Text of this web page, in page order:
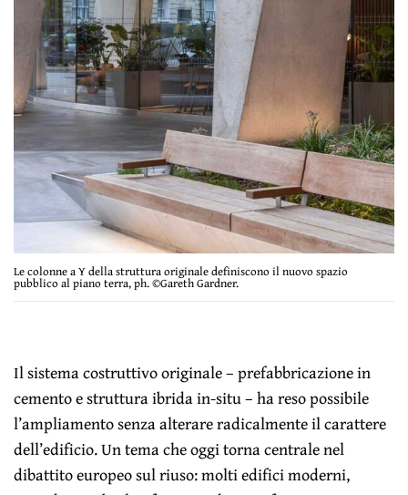
Le colonne a Y della struttura originale definiscono il nuovo spazio
pubblico al piano terra, ph. ©Gareth Gardner.
Il sistema costruttivo originale – prefabbricazione in
cemento e struttura ibrida in-situ – ha reso possibile
l’ampliamento senza alterare radicalmente il carattere
dell’edificio. Un tema che oggi torna centrale nel
dibattito europeo sul riuso: molti edifici moderni,